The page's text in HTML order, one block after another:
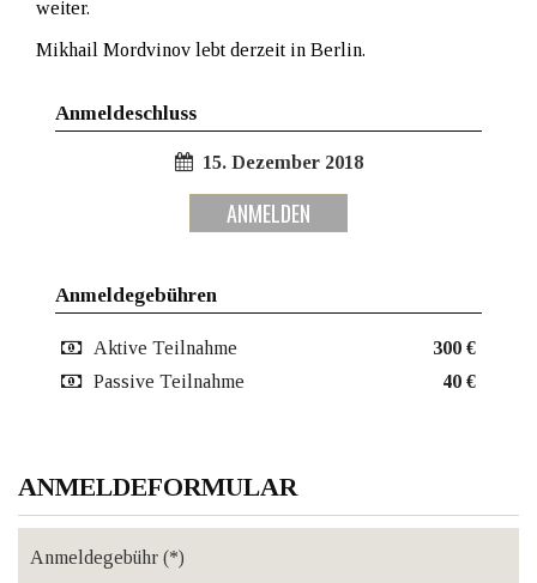
weiter.
Mikhail Mordvinov lebt derzeit in Berlin.
Anmeldeschluss
15. Dezember 2018
ANMELDEN
Anmeldegebühren
Aktive Teilnahme
300 €
Passive Teilnahme
40 €
ANMELDEFORMULAR